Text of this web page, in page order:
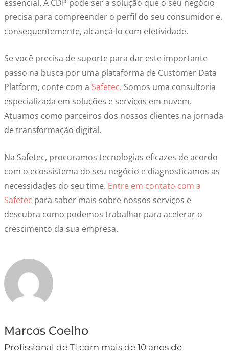
essencial. A CDP pode ser a solução que o seu negócio
precisa para compreender o perfil do seu consumidor e,
consequentemente, alcançá-lo com efetividade.
Se você precisa de suporte para dar este importante
passo na busca por uma plataforma de Customer Data
Platform, conte com a Safetec. Somos uma consultoria
especializada em soluções e serviços em nuvem.
Atuamos como parceiros dos nossos clientes na jornada
de transformação digital.
Na Safetec, procuramos tecnologias eficazes de acordo
com o ecossistema do seu negócio e diagnosticamos as
necessidades do seu time. Entre em contato com a
Safetec para saber mais sobre nossos serviços e
descubra como podemos trabalhar para acelerar o
crescimento da sua empresa.
Marcos Coelho
Profissional de TI com mais de 10 anos de